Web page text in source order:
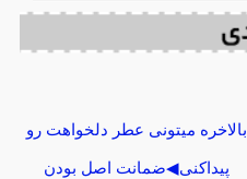
بالاخره میتونی عطر دلخواهت رو
پیداکنی◀ضمانت اصل بودن